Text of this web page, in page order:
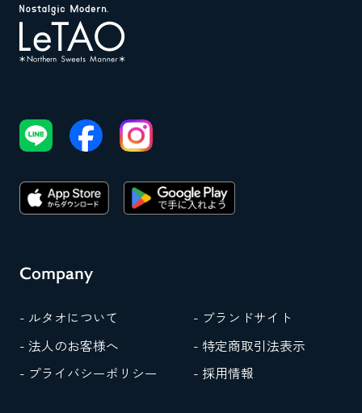
Company
- ルタオについて
- ブランドサイト
- 法人のお客様へ
- 特定商取引法表示
- プライバシーポリシー
- 採用情報